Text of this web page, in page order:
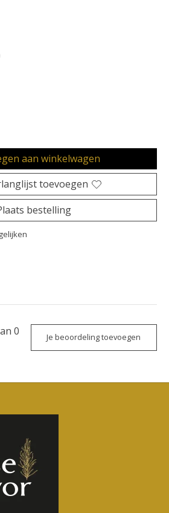
product is
aan winkelwagen
toevoegen
bestelling
0
Je beoordeling toevoegen